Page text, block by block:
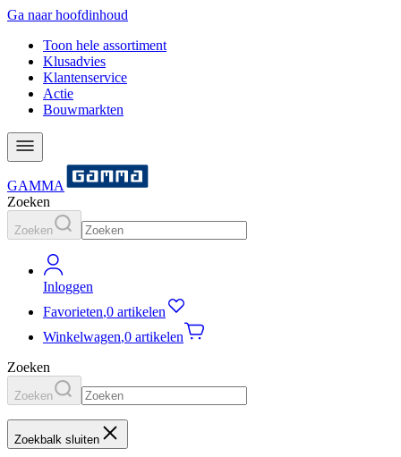
Ga naar hoofdinhoud
Toon hele assortiment
Klusadvies
Klantenservice
Actie
Bouwmarkten
GAMMA
Zoeken
Zoeken
Inloggen
Favorieten,0 artikelen
Winkelwagen,0 artikelen
Zoeken
Zoeken
Zoekbalk sluiten